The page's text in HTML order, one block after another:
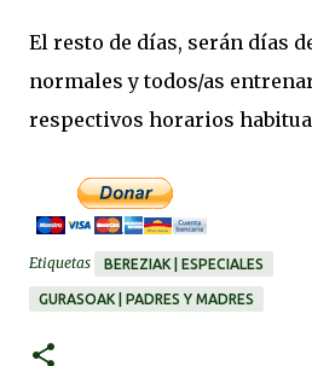
El resto de días, serán días
normales y todos/as
respectivos horarios
Etiquetas BEREZIAK | ESPECIALES
GURASOAK | PADRES Y MADRES